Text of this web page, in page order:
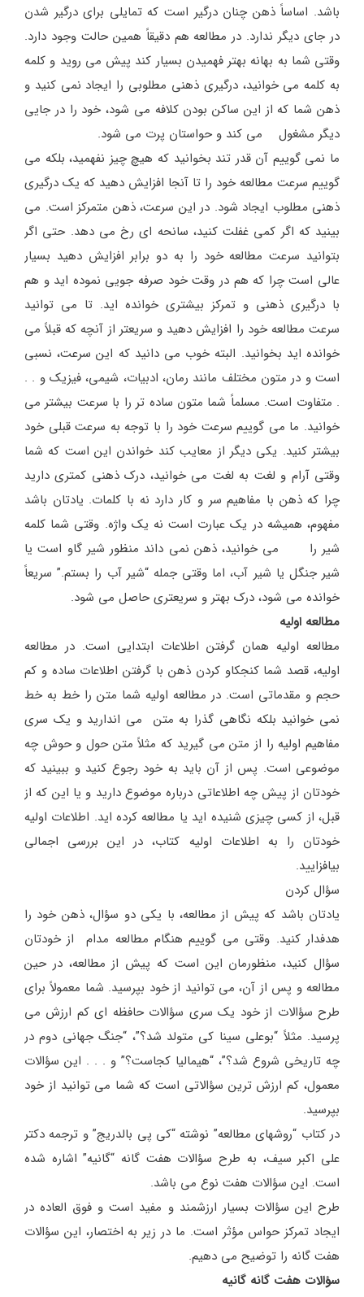
باشد. اساساً ذهن چنان درگیر است که تمایلی برای درگیر شدن
در جای دیگر ندارد. در مطالعه هم دقیقاً همین حالت وجود دارد.
وقتی شما به بهانه بهتر فهمیدن بسیار کند پیش می روید و کلمه
به کلمه می خوانید، درگیری ذهنی مطلوبی را ایجاد نمی کنید و
ذهن شما که از این ساکن بودن کلافه می شود، خود را در جایی
دیگر مشغول می کند و حواستان پرت می شود.
ما نمی گوییم آن قدر تند بخوانید که هیچ چیز نفهمید، بلکه می
گوییم سرعت مطالعه خود را تا آنجا افزایش دهید که یک درگیری
ذهنی مطلوب ایجاد شود. در این سرعت، ذهن متمرکز است. می
بینید که اگر کمی غفلت کنید، سانحه ای رخ می دهد. حتی اگر
بتوانید سرعت مطالعه خود را به دو برابر افزایش دهید بسیار
عالی است چرا که هم در وقت خود صرفه جویی نموده اید و هم
با درگیری ذهنی و تمرکز بیشتری خوانده اید. تا می توانید
سرعت مطالعه خود را افزایش دهید و سریعتر از آنچه که قبلاً می
خوانده اید بخوانید. البته خوب می دانید که این سرعت، نسبی
است و در متون مختلف مانند رمان، ادبیات، شیمی، فیزیک و . .
. متفاوت است. مسلماً شما متون ساده تر را با سرعت بیشتر می
خوانید. ما می گوییم سرعت خود را با توجه به سرعت قبلی خود
بیشتر کنید. یکی دیگر از معایب کند خواندن این است که شما
وقتی آرام و لغت به لغت می خوانید، درک ذهنی کمتری دارید
چرا که ذهن با مفاهیم سر و کار دارد نه با کلمات. یادتان باشد
مفهوم، همیشه در یک عبارت است نه یک واژه. وقتی شما کلمه
شیر را می خوانید، ذهن نمی داند منظور شیر گاو است یا
شیر جنگل یا شیر آب، اما وقتی جمله “شیر آب را بستم.” سریعاً
خوانده می شود، درک بهتر و سریعتری حاصل می شود.
مطالعه اولیه
مطالعه اولیه همان گرفتن اطلاعات ابتدایی است. در مطالعه
اولیه، قصد شما کنجکاو کردن ذهن با گرفتن اطلاعات ساده و کم
حجم و مقدماتی است. در مطالعه اولیه شما متن را خط به خط
نمی خوانید بلکه نگاهی گذرا به متن می اندارید و یک سری
مفاهیم اولیه را از متن می گیرید که مثلاً متن حول و حوش چه
موضوعی است. پس از آن باید به خود رجوع کنید و ببینید که
خودتان از پیش چه اطلاعاتی درباره موضوع دارید و یا این که از
قبل، از کسی چیزی شنیده اید یا مطالعه کرده اید. اطلاعات اولیه
خودتان را به اطلاعات اولیه کتاب، در این بررسی اجمالی
بیافزایید.
سؤال کردن
یادتان باشد که پیش از مطالعه، با یکی دو سؤال، ذهن خود را
هدفدار کنید. وقتی می گوییم هنگام مطالعه مدام از خودتان
سؤال کنید، منظورمان این است که پیش از مطالعه، در حین
مطالعه و پس از آن، می توانید از خود بپرسید. شما معمولاً برای
طرح سؤالات از خود یک سری سؤالات حافظه ای کم ارزش می
پرسید. مثلاً “بوعلی سینا کی متولد شد؟”، “جنگ جهانی دوم در
چه تاریخی شروع شد؟”، “هیمالیا کجاست؟” و . . . این سؤالات
معمول، کم ارزش ترین سؤالاتی است که شما می توانید از خود
بپرسید.
در کتاب “روشهای مطالعه” نوشته “کی پی بالدریج” و ترجمه دکتر
علی اکبر سیف، به طرح سؤالات هفت گانه “گانیه” اشاره شده
است. این سؤالات هفت نوع می باشد.
طرح این سؤالات بسیار ارزشمند و مفید است و فوق العاده در
ایجاد تمرکز حواس مؤثر است. ما در زیر به اختصار، این سؤالات
هفت گانه را توضیح می دهیم.
سؤالات هفت گانه گانیه